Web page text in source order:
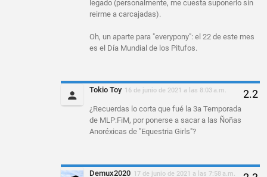
legado (personalmente, me cuesta suponerlo sin
reirme a carcajadas).
Oh, un aparte para "everypony": el 22 de este mes
es el Día Mundial de los Pitufos.
Tokio Toy 16 de junio de 2021 a las 8:03 a.m.
¿Recuerdas lo corta que fué la 3a Temporada
de MLP:FiM, por ponerse a sacar a las Ñoñas
Anoréxicas de "Equestria Girls"?
Demux2020 17 de junio de 2021 a las 7:58 a.m.